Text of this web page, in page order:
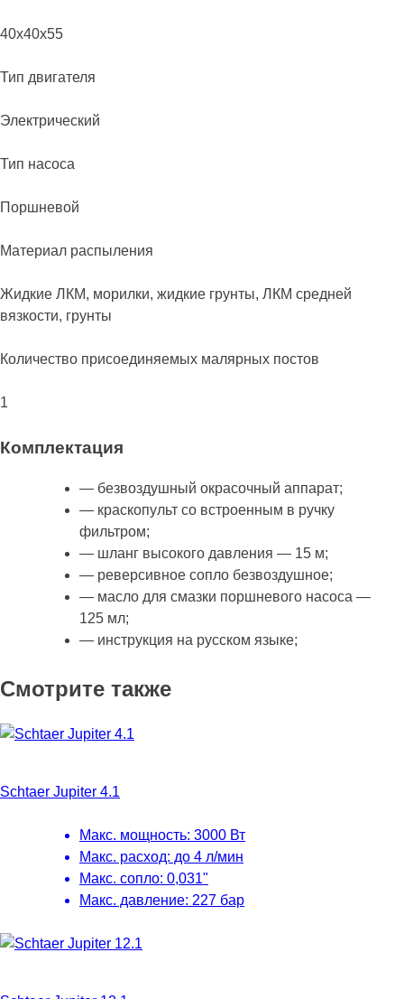
40х40х55
Тип двигателя
Электрический
Тип насоса
Поршневой
Материал распыления
Жидкие ЛКМ, морилки, жидкие грунты, ЛКМ средней
вязкости, грунты
Количество присоединяемых малярных постов
1
Комплектация
— безвоздушный окрасочный аппарат;
— краскопульт со встроенным в ручку
фильтром;
— шланг высокого давления — 15 м;
— реверсивное сопло безвоздушное;
— масло для смазки поршневого насоса —
125 мл;
— инструкция на русском языке;
Смотрите также
Schtaer Jupiter 4.1
Макс. мощность: 3000 Вт
Макс. расход: до 4 л/мин
Макс. сопло: 0,031"
Макс. давление: 227 бар